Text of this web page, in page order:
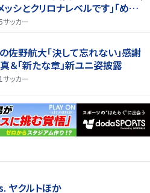
ッシとクリロナレベルです｣｢めちゃ
サッカー
佐野航大「決して忘れない」感謝
＆「新たな章」新ユニ姿披露
サッカー
ヤクルトほか